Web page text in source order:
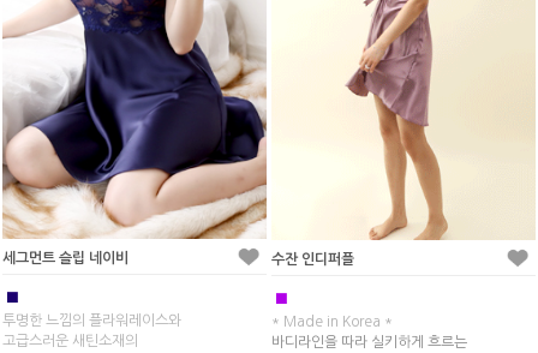
세그먼트 슬립 네이비
■
투명한 느낌의 플라워레이스와
고급스러운 새틴소재의
수잔 인디퍼플
■
* Made in Korea *
바디라인을 따라 실키하게 흐르는